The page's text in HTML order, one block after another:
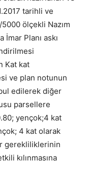
tarihli ve
5000 ölçekli Nazım
İmar Planı askı
Kat kat
ve plan notunun
edilerek diğer
parsellere
yençok;4 kat
4 kat olarak
gerekliliklerinin
kılınmasına